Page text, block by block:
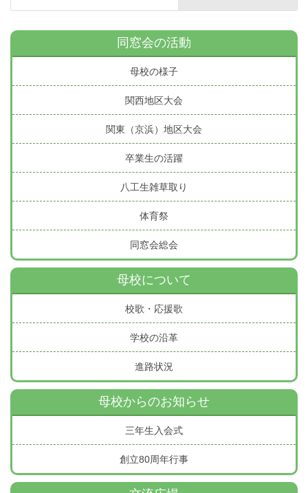
同窓会の活動
母校の様子
関西地区大会
関東（京浜）地区大会
卒業生の活躍
八工生雑草取り
体育祭
同窓会総会
母校について
校歌・応援歌
学校の沿革
進路状況
母校からのお知らせ
三年生入会式
創立80周年行事